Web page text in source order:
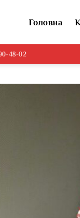
Головна
48-02